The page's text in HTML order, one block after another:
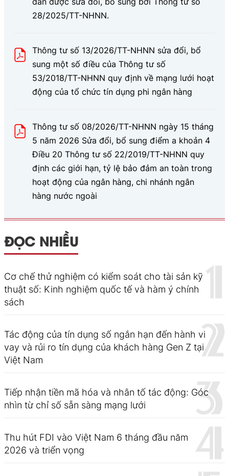
28/2025/TT-NHNN.
Thông tư số 13/2026/TT-NHNN sửa đổi, bổ
sung một số điều của Thông tư số
53/2018/TT-NHNN quy định về mạng lưới hoạt
động của tổ chức tín dụng phi ngân hàng
Thông tư số 08/2026/TT-NHNN ngày 15 tháng
5 năm 2026 Sửa đổi, bổ sung điểm a khoản 4
Điều 20 Thông tư số 22/2019/TT-NHNN quy
định các giới hạn, tỷ lệ bảo đảm an toàn trong
hoạt động của ngân hàng, chi nhánh ngân
hàng nước ngoài
ĐỌC NHIỀU
Cơ chế thử nghiệm có kiểm soát cho tài sản kỹ
thuật số: Kinh nghiệm quốc tế và hàm ý chính
sách
Tác động của tín dụng số ngắn hạn đến hành vi
vay và rủi ro tín dụng của khách hàng Gen Z tại
Việt Nam
Tiếp nhận tiền mã hóa và nhân tố tác động: Góc
nhìn từ chỉ số sẵn sàng mạng lưới
Thu hút FDI vào Việt Nam 6 tháng đầu năm
2026 và triển vọng